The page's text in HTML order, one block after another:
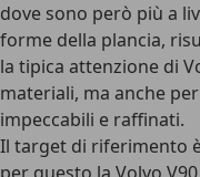
dove sono però più a
forme della plancia,
la tipica attenzione di
materiali, ma anche
impeccabili e raffinati.
Il target di riferimento